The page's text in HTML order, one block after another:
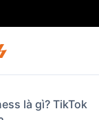
là gì? TikTok